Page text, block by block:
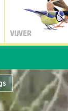
VIJVER